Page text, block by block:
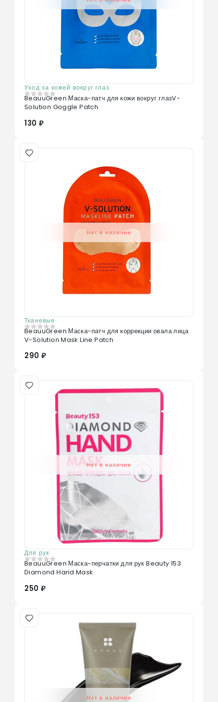
Уход за кожей вокруг глаз
0 из 5
BeauuGreen Маска-патч для кожи вокруг глазV-
Solution Goggle Patch
130 ₽
Нет в наличии
Тканевые
0из 5
BeauuGreen Маска-патч для коррекции овала лица
V-Solution Mask Line Patch
290 ₽
Нет в наличии
Для рук
0 из 5
BeauuGreen Маска-перчатки для рук Beauty 153
Diamond Hand Mask
250 ₽
Нет в наличии